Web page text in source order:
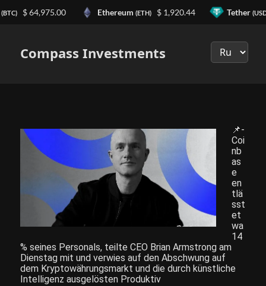
Compass Investments
📌-
Coi
nb
as
e
en
tlä
sst
et
wa
14
% seines Personals, teilte CEO Brian Armstrong am
Dienstag mit und verwies auf den Abschwung auf
dem Kryptowährungsmarkt und die durch künstliche
Intelligenz ausgelösten Produktiv
(BTC) $ 64,975.00 Ethereum (ETH) $ 1,920.44 Tether